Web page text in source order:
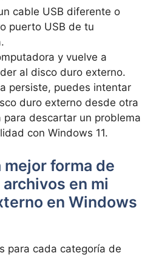
cable USB diferente o
puerto USB de tu
y vuelve a
al disco duro externo.
persiste, puedes intentar
duro externo desde otra
para descartar un problema
con Windows 11.
mejor forma de
en mi
en Windows
para cada categoría de